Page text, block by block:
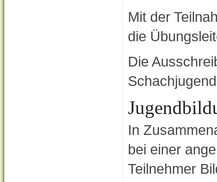
Mit der
die
Die
In
bei einer
Teilnehmer